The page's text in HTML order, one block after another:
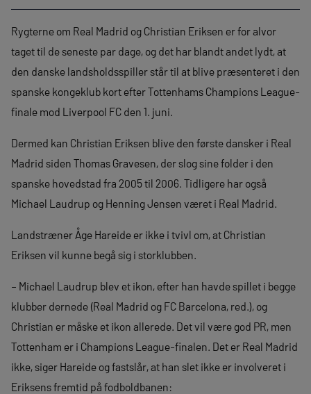
Rygterne om Real Madrid og Christian Eriksen er for alvor
taget til de seneste par dage, og det har blandt andet lydt, at
den danske landsholdsspiller står til at blive præsenteret i den
spanske kongeklub kort efter Tottenhams Champions League-
finale mod Liverpool FC den 1. juni.
Dermed kan Christian Eriksen blive den første dansker i Real
Madrid siden Thomas Gravesen, der slog sine folder i den
spanske hovedstad fra 2005 til 2006. Tidligere har også
Michael Laudrup og Henning Jensen været i Real Madrid.
Landstræner Åge Hareide er ikke i tvivl om, at Christian
Eriksen vil kunne begå sig i storklubben.
– Michael Laudrup blev et ikon, efter han havde spillet i begge
klubber dernede (Real Madrid og FC Barcelona, red.), og
Christian er måske et ikon allerede. Det vil være god PR, men
Tottenham er i Champions League-finalen. Det er Real Madrid
ikke, siger Hareide og fastslår, at han slet ikke er involveret i
Eriksens fremtid på fodboldbanen: